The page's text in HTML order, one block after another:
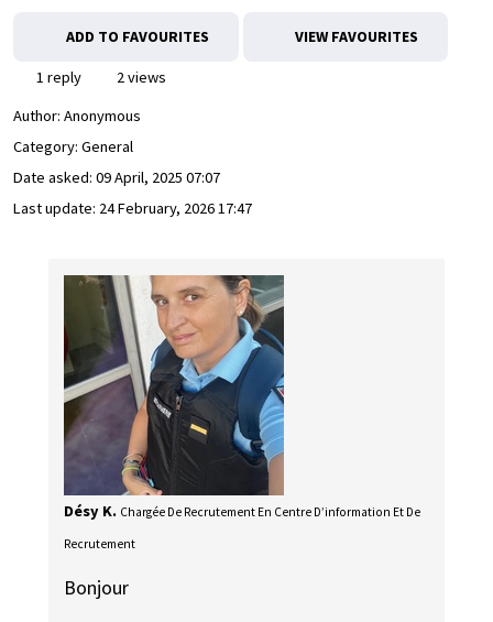
ADD TO FAVOURITES VIEW FAVOURITES
1 reply
2 views
Author: Anonymous
Category: General
Date asked: 09 April, 2025 07:07
Last update: 24 February, 2026 17:47
Désy K. Chargée De Recrutement En Centre D’information Et De
Recrutement
Bonjour